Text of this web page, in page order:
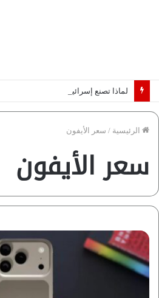
الرئيسية / سعر الأيفون
سعر الأيفون